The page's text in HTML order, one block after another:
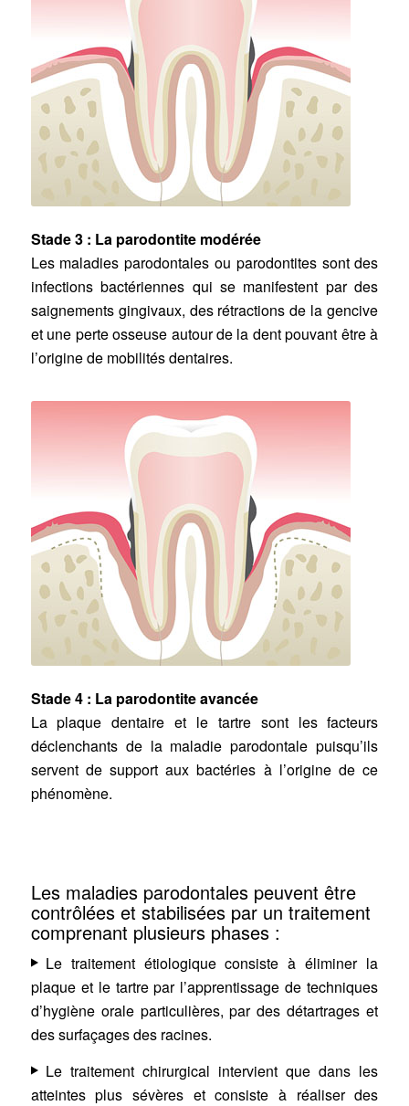
Stade 3 : La parodontite modérée
Les maladies parodontales ou parodontites sont des
infections bactériennes qui se manifestent par des
saignements gingivaux, des rétractions de la gencive
et une perte osseuse autour de la dent pouvant être à
l’origine de mobilités dentaires.
Stade 4 : La parodontite avancée
La plaque dentaire et le tartre sont les facteurs
déclenchants de la maladie parodontale puisqu’ils
servent de support aux bactéries à l’origine de ce
phénomène.
Les maladies parodontales peuvent être
contrôlées et stabilisées par un traitement
comprenant plusieurs phases :
Le traitement étiologique consiste à éliminer la
plaque et le tartre par l’apprentissage de techniques
d’hygiène orale particulières, par des détartrages et
des surfaçages des racines.
Le traitement chirurgical intervient que dans les
atteintes plus sévères et consiste à réaliser des